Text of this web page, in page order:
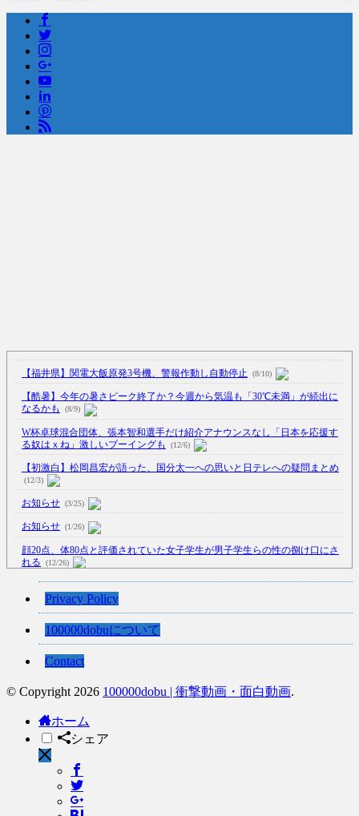
【中国】処理水の問題化狙うも不発？ASEAN関連会合で賛同広がらず
(7/13)
Powered by livedoor 相互RSS
【福井県】関電大飯原発3号機、警報作動し自動停止 (8/10)
【酷暑】今年の暑さピーク終了か？今週から気温も「30℃未満」が続出に
なるかも
(8/9)
W杯卓球混合団体、張本智和選手だけ紹介アナウンスなし「日本を応援す
る奴はｘね」激しいブーイングも
(12/6)
【初激白】松岡昌宏が語った、国分太一への思いと日テレへの疑問まとめ
(12/3)
お知らせ (3/25)
お知らせ (1/26)
顔20点、体80点と評価されていた女子学生が男子学生らの性の捌け口にさ
れる
(12/26)
【中国】処理水の問題化狙うも不発？ASEAN関連会合で賛同広がらず
(7/13)
【韓国】54.1％「IAEA報告書を信用しない」
Privacy Policy
100000dobuについて
Contact
© Copyright 2026 100000dobu | 衝撃動画・面白動画.
ホーム
シェア